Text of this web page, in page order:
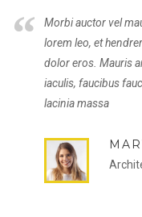
“
Morbi auctor vel
lorem leo, et
dolor eros. Mauris
iaculis, faucibus
lacinia massa